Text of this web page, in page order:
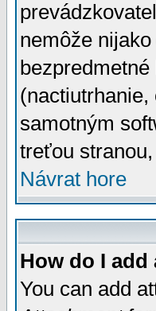
nemôže
samotným
treťou
Návrat hore
How do I add
You can add